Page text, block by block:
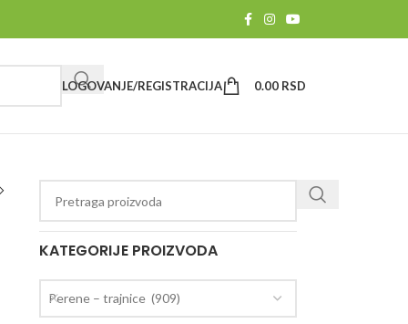
LOGOVANJE/REGISTRACIJA 0.00 RSD
KATEGORIJE PROIZVODA
Perene – trajnice (909)